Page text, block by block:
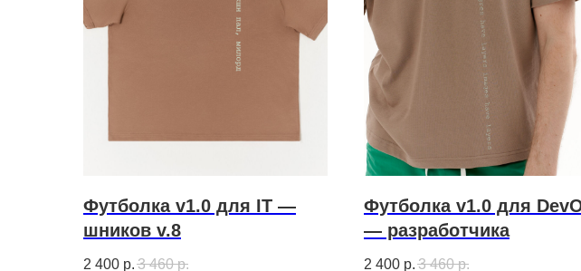
Футболка v1.0 для IT —
шников v.8
2 400 р. 3 460 р.
Футболка v1.0 для
— разработчика
2 400 р. 3 460 р.